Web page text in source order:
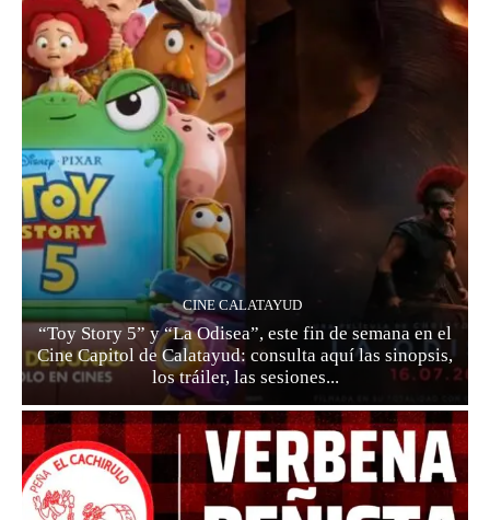
CINE CALATAYUD
“Toy Story 5” y “La Odisea”, este fin de semana en el
Cine Capitol de Calatayud: consulta aquí las sinopsis,
los tráiler, las sesiones...